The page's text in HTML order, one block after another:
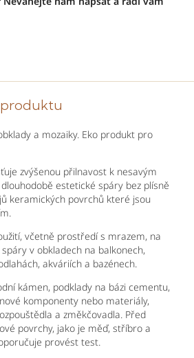
a mozaiky. Eko produkt pro
zvýšenou přilnavost k nesavým
estetické spáry bez plísně
keramických povrchů které jsou
včetně prostředí s mrazem, na
v obkladech na balkonech,
akváriích a bazénech.
kámen, podklady na bázi cementu,
komponenty nebo materiály,
a změkčovadla. Před
povrchy, jako je měď, stříbro a
provést test.